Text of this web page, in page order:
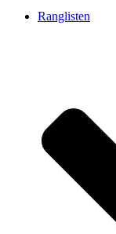
Ranglisten